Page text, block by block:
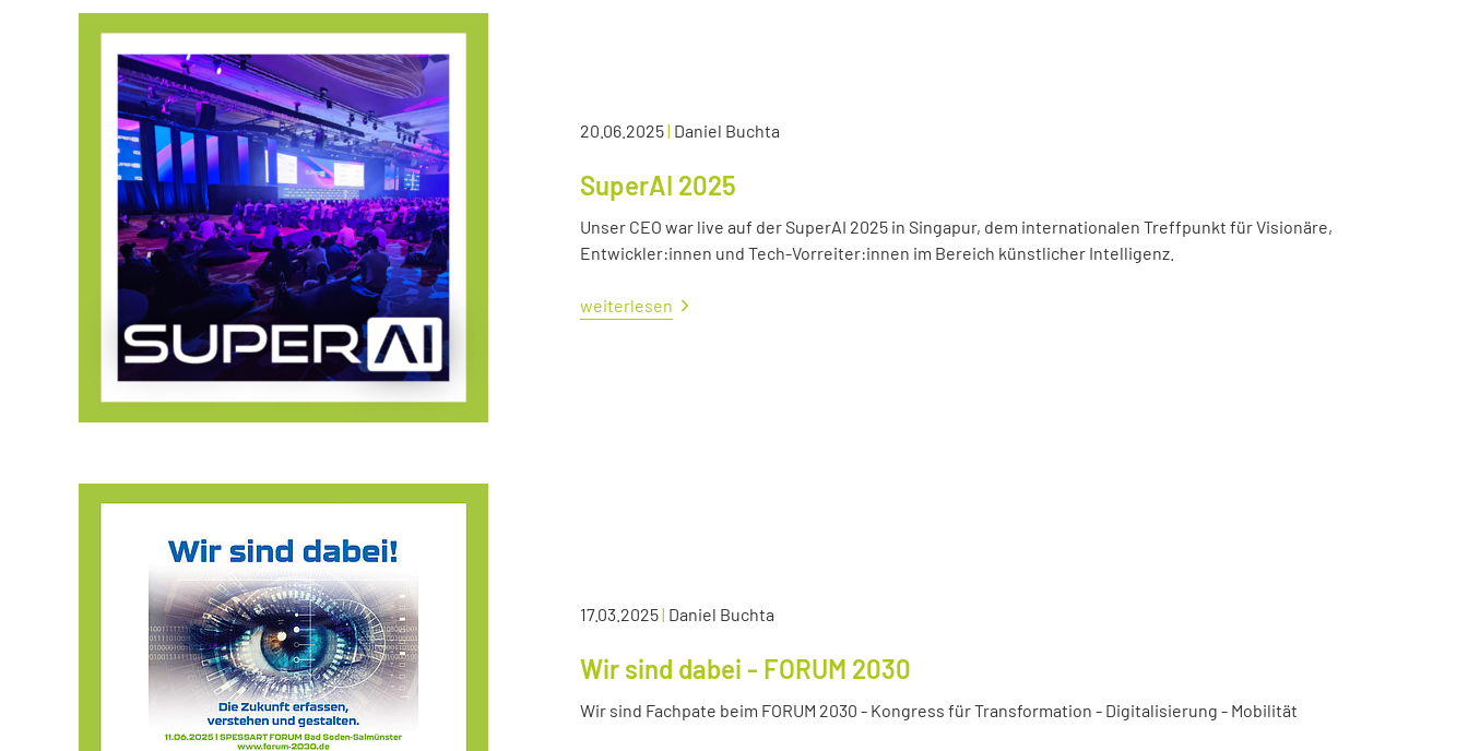
20.06.2025| Daniel Buchta
SuperAI 2025
Unser CEO war live auf der SuperAI 2025 in Singapur, dem internationalen Treffpunkt für Visionäre,
Entwickler:innen und Tech-Vorreiter:innen im Bereich künstlicher Intelligenz.
weiterlesen
17.03.2025| Daniel Buchta
Wir sind dabei - FORUM 2030
Wir sind Fachpate beim FORUM 2030 - Kongress für Transformation - Digitalisierung - Mobilität